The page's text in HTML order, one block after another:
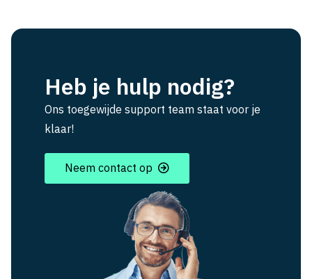
Heb je hulp nodig?
Ons toegewijde support team staat voor je
klaar!
Neem contact op